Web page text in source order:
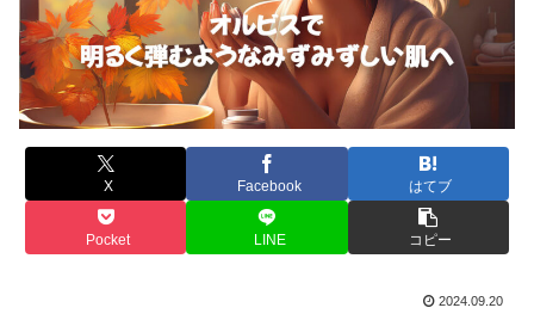
X Facebook はてブ
Pocket LINE コピー
2024.09.20